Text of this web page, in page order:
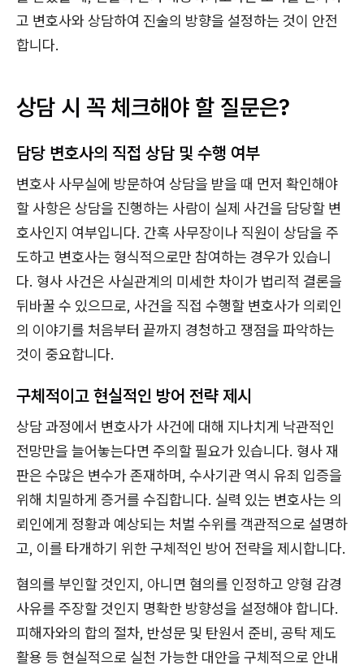
고 변호사와 상담하여 진술의 방향을 설정하는 것이 안전
합니다.
상담 시 꼭 체크해야 할 질문은?
담당 변호사의 직접 상담 및 수행 여부
변호사 사무실에 방문하여 상담을 받을 때 먼저 확인해야
할 사항은 상담을 진행하는 사람이 실제 사건을 담당할 변
호사인지 여부입니다. 간혹 사무장이나 직원이 상담을 주
도하고 변호사는 형식적으로만 참여하는 경우가 있습니
다. 형사 사건은 사실관계의 미세한 차이가 법리적 결론을
뒤바꿀 수 있으므로, 사건을 직접 수행할 변호사가 의뢰인
의 이야기를 처음부터 끝까지 경청하고 쟁점을 파악하는
것이 중요합니다.
구체적이고 현실적인 방어 전략 제시
상담 과정에서 변호사가 사건에 대해 지나치게 낙관적인
전망만을 늘어놓는다면 주의할 필요가 있습니다. 형사 재
판은 수많은 변수가 존재하며, 수사기관 역시 유죄 입증을
위해 치밀하게 증거를 수집합니다. 실력 있는 변호사는 의
뢰인에게 정황과 예상되는 처벌 수위를 객관적으로 설명하
고, 이를 타개하기 위한 구체적인 방어 전략을 제시합니다.
혐의를 부인할 것인지, 아니면 혐의를 인정하고 양형 감경
사유를 주장할 것인지 명확한 방향성을 설정해야 합니다.
피해자와의 합의 절차, 반성문 및 탄원서 준비, 공탁 제도
활용 등 현실적으로 실천 가능한 대안을 구체적으로 안내